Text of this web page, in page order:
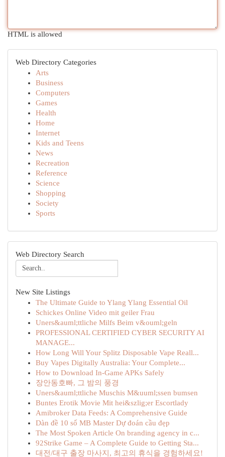
HTML is allowed
Web Directory Categories
Arts
Business
Computers
Games
Health
Home
Internet
Kids and Teens
News
Recreation
Reference
Science
Shopping
Society
Sports
Web Directory Search
New Site Listings
The Ultimate Guide to Ylang Ylang Essential Oil
Schickes Online Video mit geiler Frau
Uners&auml;ttliche Milfs Beim v&ouml;geln
PROFESSIONAL CERTIFIED CYBER SECURITY AI
MANAGE...
How Long Will Your Splitz Disposable Vape Reall...
Buy Vapes Digitally Australia: Your Complete...
How to Download In-Game APKs Safely
장안동호빠, 그 밤의 풍경
Uners&auml;ttliche Muschis M&uuml;ssen bumsen
Buntes Erotik Movie Mit hei&szlig;er Escortlady
Amibroker Data Feeds: A Comprehensive Guide
Dàn đề 10 số MB Master Dự đoán cầu đẹp
The Most Spoken Article On branding agency in c...
92Strike Game – A Complete Guide to Getting Sta...
대전/대구 출장 마사지, 최고의 휴식을 경험하세요!